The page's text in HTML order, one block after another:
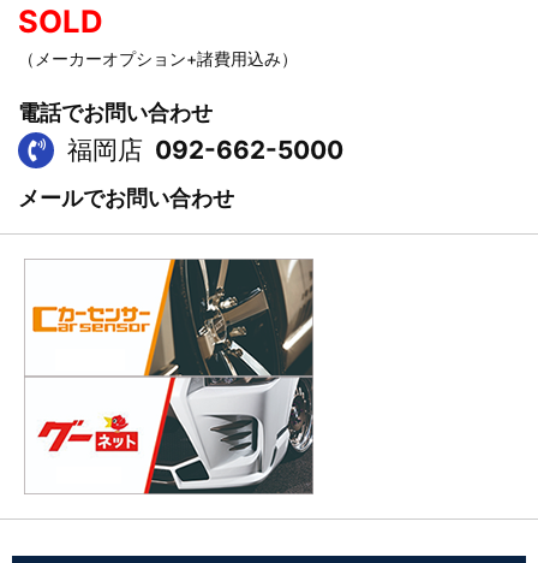
SOLD
（メーカーオプション+諸費用込み）
電話でお問い合わせ
福岡店 092-662-5000
メールでお問い合わせ